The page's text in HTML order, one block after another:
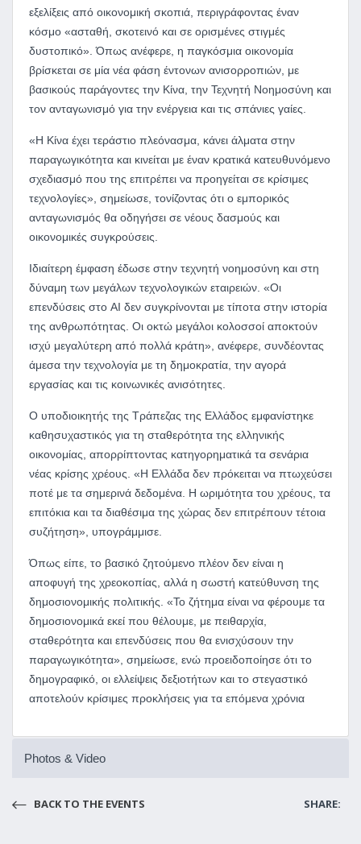
εξελίξεις από οικονομική σκοπιά, περιγράφοντας έναν
κόσμο «ασταθή, σκοτεινό και σε ορισμένες στιγμές
δυστοπικό». Όπως ανέφερε, η παγκόσμια οικονομία
βρίσκεται σε μία νέα φάση έντονων ανισορροπιών, με
βασικούς παράγοντες την Κίνα, την Τεχνητή Νοημοσύνη και
τον ανταγωνισμό για την ενέργεια και τις σπάνιες γαίες.
«Η Κίνα έχει τεράστιο πλεόνασμα, κάνει άλματα στην
παραγωγικότητα και κινείται με έναν κρατικά κατευθυνόμενο
σχεδιασμό που της επιτρέπει να προηγείται σε κρίσιμες
τεχνολογίες», σημείωσε, τονίζοντας ότι ο εμπορικός
ανταγωνισμός θα οδηγήσει σε νέους δασμούς και
οικονομικές συγκρούσεις.
Ιδιαίτερη έμφαση έδωσε στην τεχνητή νοημοσύνη και στη
δύναμη των μεγάλων τεχνολογικών εταιρειών. «Οι
επενδύσεις στο AI δεν συγκρίνονται με τίποτα στην ιστορία
της ανθρωπότητας. Οι οκτώ μεγάλοι κολοσσοί αποκτούν
ισχύ μεγαλύτερη από πολλά κράτη», ανέφερε, συνδέοντας
άμεσα την τεχνολογία με τη δημοκρατία, την αγορά
εργασίας και τις κοινωνικές ανισότητες.
Ο υποδιοικητής της Τράπεζας της Ελλάδος εμφανίστηκε
καθησυχαστικός για τη σταθερότητα της ελληνικής
οικονομίας, απορρίπτοντας κατηγορηματικά τα σενάρια
νέας κρίσης χρέους. «Η Ελλάδα δεν πρόκειται να πτωχεύσει
ποτέ με τα σημερινά δεδομένα. Η ωριμότητα του χρέους, τα
επιτόκια και τα διαθέσιμα της χώρας δεν επιτρέπουν τέτοια
συζήτηση», υπογράμμισε.
Όπως είπε, το βασικό ζητούμενο πλέον δεν είναι η
αποφυγή της χρεοκοπίας, αλλά η σωστή κατεύθυνση της
δημοσιονομικής πολιτικής. «Το ζήτημα είναι να φέρουμε τα
δημοσιονομικά εκεί που θέλουμε, με πειθαρχία,
σταθερότητα και επενδύσεις που θα ενισχύσουν την
παραγωγικότητα», σημείωσε, ενώ προειδοποίησε ότι το
δημογραφικό, οι ελλείψεις δεξιοτήτων και το στεγαστικό
αποτελούν κρίσιμες προκλήσεις για τα επόμενα χρόνια
Photos & Video
BACK TO THE EVENTS SHARE: